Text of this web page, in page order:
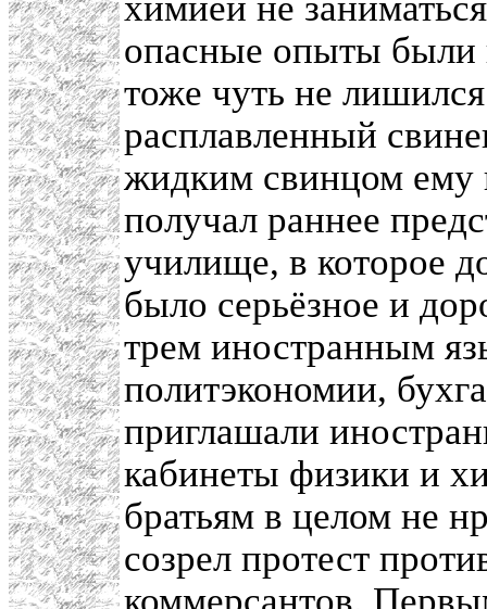
опасные опыты были
тоже чуть не
расплавленный
жидким свинцом ему
получал раннее
училище, в которое
было серьёзное и
трем иностранным
политэкономии,
приглашали
кабинеты физики и
братьям в целом не
созрел протест